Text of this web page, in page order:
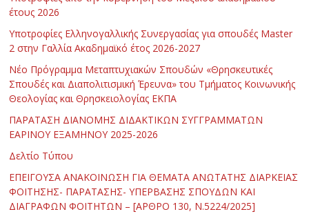
έτους 2026
Υποτροφίες Ελληνογαλλικής Συνεργασίας για σπουδές Master
2 στην Γαλλία Ακαδημαϊκό έτος 2026-2027
Νέο Πρόγραμμα Μεταπτυχιακών Σπουδών «Θρησκευτικές
Σπουδές και Διαπολιτισμική Έρευνα» του Τμήματος Κοινωνικής
Θεολογίας και Θρησκειολογίας ΕΚΠΑ
ΠΑΡΑΤΑΣΗ ΔΙΑΝΟΜΗΣ ΔΙΔΑΚΤΙΚΩΝ ΣΥΓΓΡΑΜΜΑΤΩΝ
ΕΑΡΙΝΟΥ ΕΞΑΜΗΝΟΥ 2025-2026
Δελτίο Τύπου
ΕΠΕΙΓΟΥΣΑ ΑΝΑΚΟΙΝΩΣΗ ΓΙΑ ΘΕΜΑΤΑ ΑΝΩΤΑΤΗΣ ΔΙΑΡΚΕΙΑΣ
ΦΟΙΤΗΣΗΣ- ΠΑΡΑΤΑΣΗΣ- ΥΠΕΡΒΑΣΗΣ ΣΠΟΥΔΩΝ ΚΑΙ
ΔΙΑΓΡΑΦΩΝ ΦΟΙΤΗΤΩΝ – [ΑΡΘΡΟ 130, Ν.5224/2025]